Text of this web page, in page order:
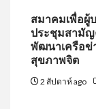
สมาคมเพื่อผู้
ประชุมสามัญ
พัฒนาเครือข่
สุขภาพจิต
2 สัปดาห์ ago